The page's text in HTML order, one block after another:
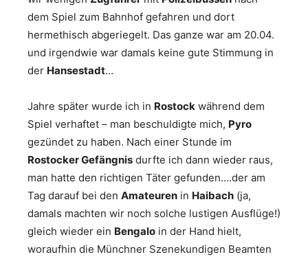
dem Spiel zum Bahnhof gefahren und dort
hermethisch abgeriegelt. Das ganze war am 20.04.
und irgendwie war damals keine gute Stimmung in
der Hansestadt…
Jahre später wurde ich in Rostock während dem
Spiel verhaftet – man beschuldigte mich, Pyro
gezündet zu haben. Nach einer Stunde im
Rostocker Gefängnis durfte ich dann wieder raus,
man hatte den richtigen Täter gefunden….der am
Tag darauf bei den Amateuren in Haibach (ja,
damals machten wir noch solche lustigen Ausflüge!)
gleich wieder ein Bengalo in der Hand hielt,
woraufhin die Münchner Szenekundigen Beamten